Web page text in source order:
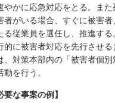
やかに応急対応をとる。ま
者がいる場合、すぐに被害者
る従業員を選任し、推進す
的に被害者対応を先行させる
、対策本部内の「被害者個別
を行う。
要な事案の例】